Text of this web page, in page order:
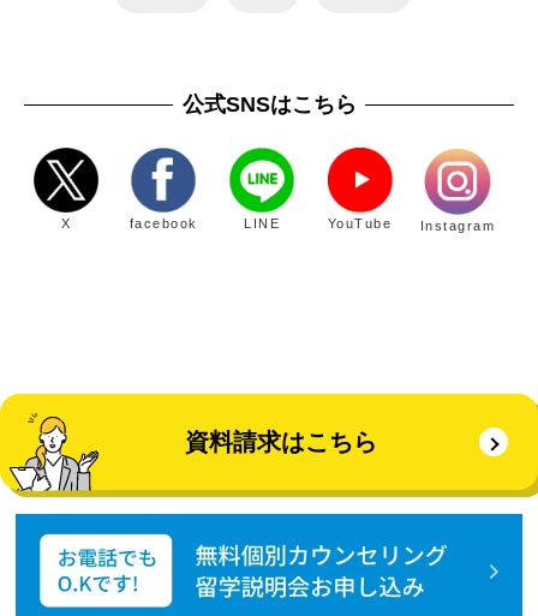
公式SNSはこちら
X facebook LINE YouTube Instagram
資料請求はこちら